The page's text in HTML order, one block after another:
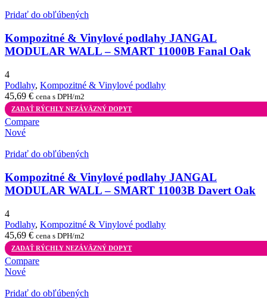
Pridať do obľúbených
Kompozitné & Vinylové podlahy JANGAL
MODULAR WALL – SMART 11000B Fanal Oak
4
Podlahy, Kompozitné & Vinylové podlahy
45,69 € cena s DPH/m2
ZADAŤ RÝCHLY NEZÁVÄZNÝ DOPYT
Compare
Nové
Pridať do obľúbených
Kompozitné & Vinylové podlahy JANGAL
MODULAR WALL – SMART 11003B Davert Oak
4
Podlahy, Kompozitné & Vinylové podlahy
45,69 € cena s DPH/m2
ZADAŤ RÝCHLY NEZÁVÄZNÝ DOPYT
Compare
Nové
Pridať do obľúbených